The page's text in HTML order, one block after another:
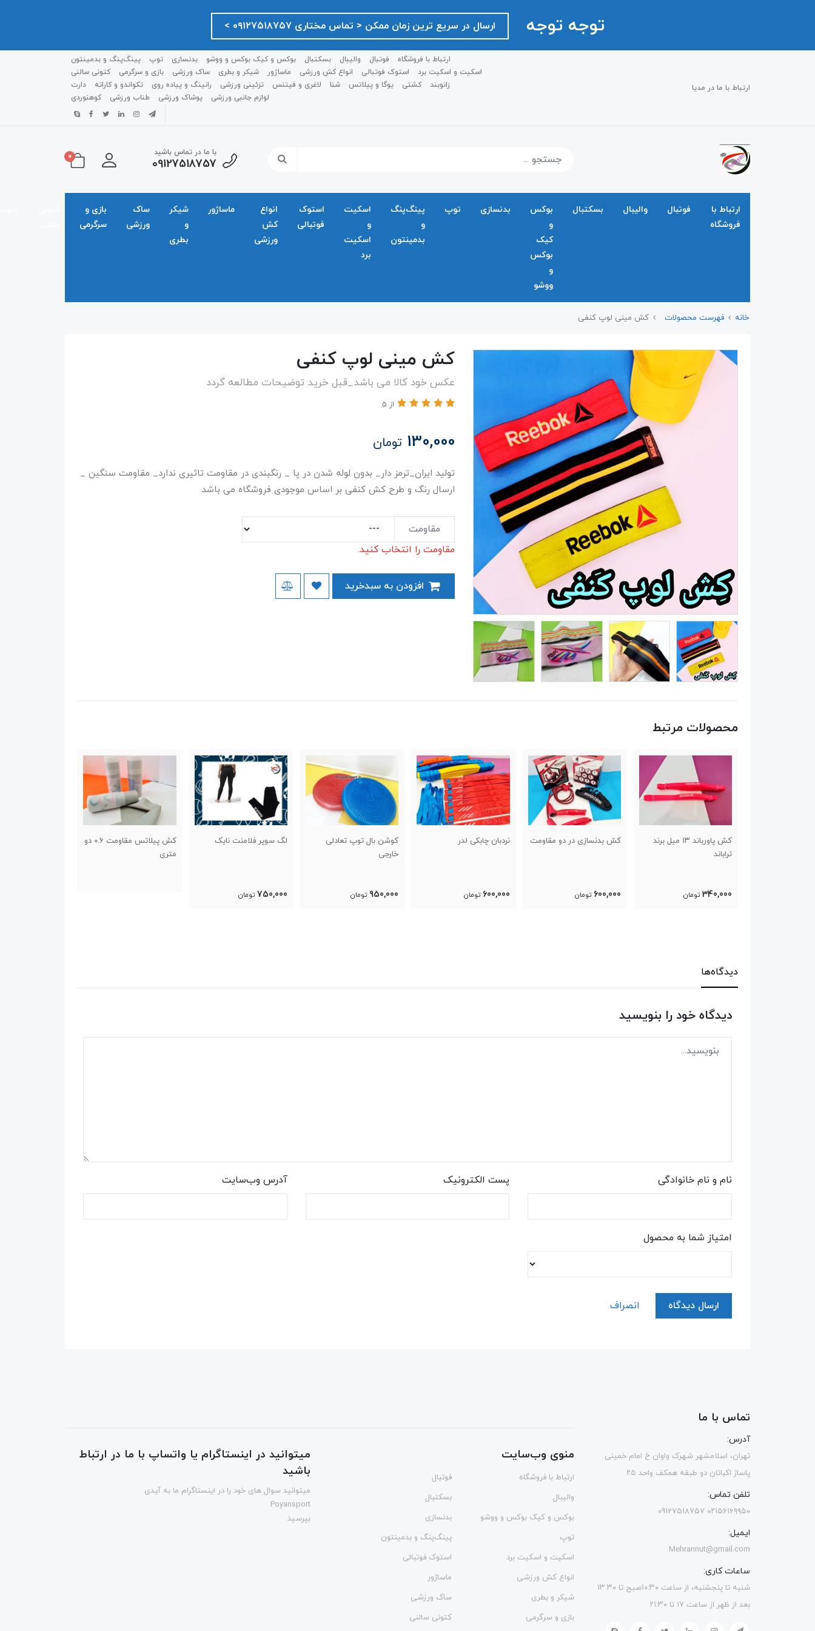
توجه توجه ارسال در سریع ترین زمان ممکن ‌< تماس مختاری ۰۹۱۲۷۵۱۸۷۵۷ >
ارتباط با ما در مدیا
ارتباط با فروشگاه فوتبال والیبال بسکتبال بوکس و کیک بوکس و ووشو بدنسازی توپ
پینگ‌پنگ و بدمينتون
اسکیت و اسکیت برد
استوک فوتبالی انواع کش ورزشی ماساژور شیکر و بطری ساک ورزشی بازی و سرگرمی
کتونی سالنی
زانوبند
کشتی یوگا و پیلاتس شنا لاغری و فیتنس تزئینی ورزشی رانینگ و پیاده روی تکواندو و کاراته
دارت
لوازم جانبی ورزشی
پوشاک ورزشی طناب ورزشی کوهنوردی
با ما در تماس باشید
09127518757
0
ارتباط با
فروشگاه
فوتبال والیبال بسکتبال
بوکس
و
کیک
بوکس
و
ووشو
بدنسازی توپ
پینگ‌پنگ
و
بدمينتون
اسکیت
و
اسکیت
برد
استوک
فوتبالی
انواع
کش
ورزشی
ماساژور
شیکر
و
بطری
ساک
ورزشی
بازی و
سرگرمی
خانه فهرست محصولات کش مینی لوپ کنفی
کش مینی لوپ کنفی
عکس خود کالا می باشد_قبل خرید توضیحات مطالعه گردد
از 5
130,000 تومان
تولید ایران_ترمز دار_ بدون لوله شدن در پا _ رنگبندی در مقاومت تاثیری ندارد_ مقاومت سنگین _
ارسال رنگ و طرح کش کنفی بر اساس موجودی فروشگاه می باشد
مقاومت
مقاومت را انتخاب کنید.
محصولات مرتبط
کش بدنسازی در دو مقاومت
600,000
نردبان چابکی لدر
600,000
کوشن بال توپ تعادلی
950,000
لگ سوپر فلامنت نایک
750,000
کش پیلاتس مقاومت ۰.۶ دو
کش تمرین روپایی استار
دیدگاه‌ها
دیدگاه خود را بنویسید
نام و نام خانوادگی پست الکترونیک آدرس وب‌سایت
امتیاز شما به محصول
ارسال دیدگاه انصراف
تماس با ما
آدرس:
تهران، اسلامشهر شهرک واوان خ امام خمینی
پاساژ اکباتان دو طبقه همکف واحد ۲۵
تلفن تماس:
۰۲۱۵۶۱۶۹۹۵۰ 09127518757
ایمیل:
Mehrannut@gmail.com
ساعات کاری:
شنبه تا پنجشنبه، از ساعت ۱۰:۳۰صبح تا ۱۳.۳۰
بعد از ظهر از ساعت ۱۷ تا ۲۱:۳۰
منوی وب‌سایت
ارتباط با فروشگاه
فوتبال
والیبال
بسکتبال
بوکس و کیک بوکس و ووشو
بدنسازی
توپ
پینگ‌پنگ و بدمينتون
اسکیت و اسکیت برد
استوک فوتبالی
انواع کش ورزشی
ماساژور
شیکر و بطری
ساک ورزشی
بازی و سرگرمی
کتونی سالنی
میتوانید در اینستاگرام یا واتساپ با ما در ارتباط
باشید
میتوانید سوال های خود را در اینستاگرام ما به آیدی
Poyansport
بپرسید